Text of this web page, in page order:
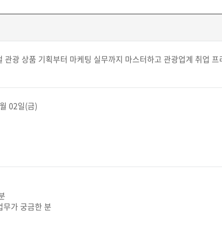
광 상품 기획부터 마케팅 실무까지 마스터하고 관광업계 취업
02일(금)
가 궁금한 분